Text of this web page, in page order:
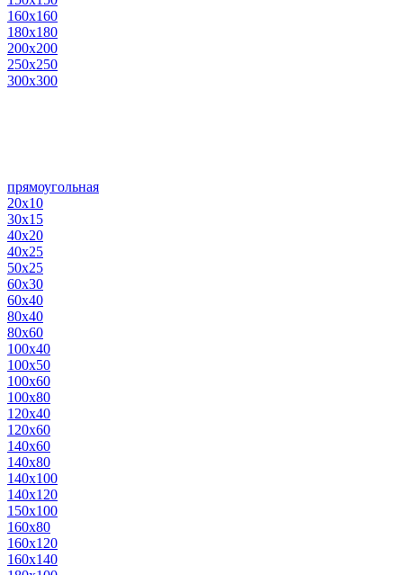
160х160
180х180
200х200
250х250
300х300
прямоугольная
20х10
30х15
40х20
40х25
50х25
60х30
60х40
80х40
80х60
100х40
100х50
100х60
100х80
120х40
120х60
140х60
140х80
140х100
140х120
150х100
160х80
160х120
160х140